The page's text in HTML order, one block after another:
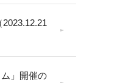
」開催の